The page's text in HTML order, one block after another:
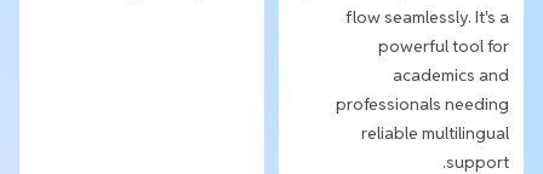
flow seamlessly. It's a
powerful tool for
academics and
professionals needing
reliable multilingual
support.